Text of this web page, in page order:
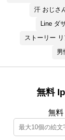
汗 おじさ
Line
ストーリー
男
無料
無料